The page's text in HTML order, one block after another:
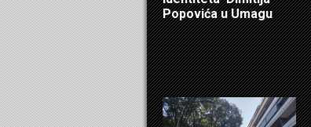
Popovića u Umagu